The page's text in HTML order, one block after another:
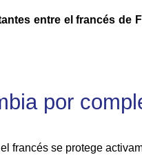
entre el francés de
por
francés se protege